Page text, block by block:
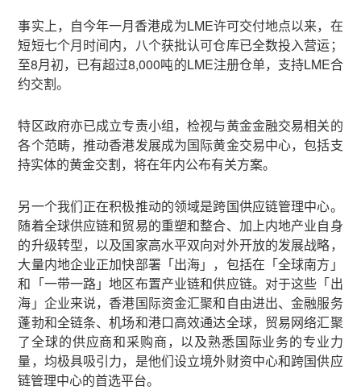
事实上，自今年一月香港成为LME许可交付地点以来，在
短短七个月时间内，八个获批认可仓库已全数投入营运；
至8月初，已有超过8,000吨的LME注册仓单，支持LME合
约交割。
特区政府亦已成立专责小组，检视与黄金金融交易相关的
各个范畴，推动香港发展成为国际黄金交易中心，包括支
持实体的黄金交割，将在年内公布有关方案。
另一个我们正在积极推动的领域是跨国供应链管理中心。
随着全球供应链和贸易的重塑和整合、加上内地产业自身
的升级转型，以及国家高水平双向对外开放的发展战略，
大量内地企业正加快部署「出海」，包括在「全球南方」
和「一带一路」地区布置产业链和供应链。对于这些「出
海」企业来说，香港国际资金汇聚和自由进出、金融服务
蓬勃和全链条、机场和港口高效通达全球，贸易网络汇聚
了全球的供应商和采购商，以及熟悉国际业务的专业力
量，均极具吸引力，是他们设立境外财资中心和跨国供应
链管理中心的首选平台。